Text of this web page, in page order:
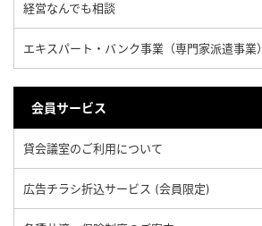
経営なんでも相談
エキスパート・バンク事業（専門家派遣事業）
会員サービス
貸会議室のご利用について
広告チラシ折込サービス (会員限定)